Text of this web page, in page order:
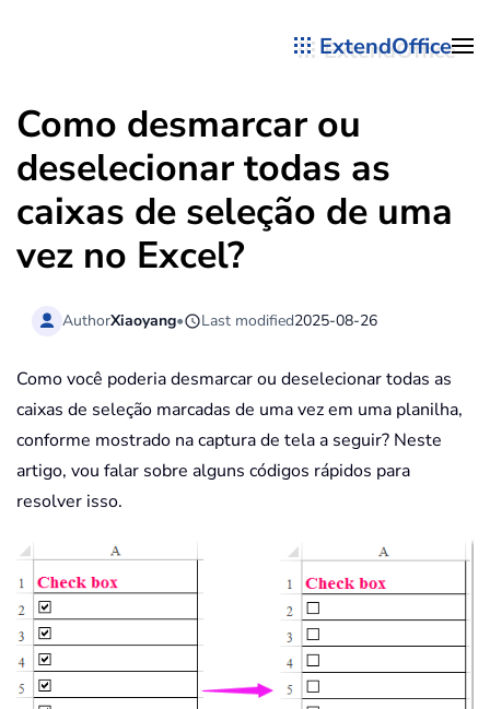
ExtendOffice
Como desmarcar ou
deselecionar todas as
caixas de seleção de uma
vez no Excel?
AuthorXiaoyang• Last modified2025-08-26
Como você poderia desmarcar ou deselecionar todas as
caixas de seleção marcadas de uma vez em uma planilha,
conforme mostrado na captura de tela a seguir? Neste
artigo, vou falar sobre alguns códigos rápidos para
resolver isso.